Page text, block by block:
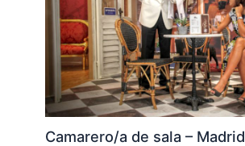
Camarero/a de sala – Madrid